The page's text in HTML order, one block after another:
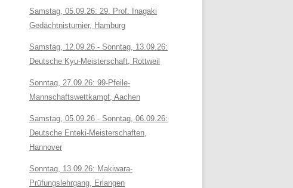
Samstag, 05.09.26: 29. Prof. Inagaki
Gedächtnisturnier, Hamburg
Samstag, 12.09.26 - Sonntag, 13.09.26:
Deutsche Kyu-Meisterschaft, Rottweil
Sonntag, 27.09.26: 99-Pfeile-
Mannschaftswettkampf, Aachen
Samstag, 05.09.26 - Sonntag, 06.09.26:
Deutsche Enteki-Meisterschaften,
Hannover
Sonntag, 13.09.26: Makiwara-
Prüfungslehrgang, Erlangen